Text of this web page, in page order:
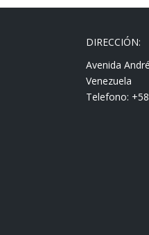
DIRECCIÓN:
Avenida
Venezuela
Telefono: